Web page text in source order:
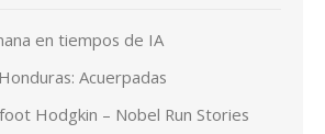
en tiempos de IA
Acuerpadas
Hodgkin – Nobel Run Stories